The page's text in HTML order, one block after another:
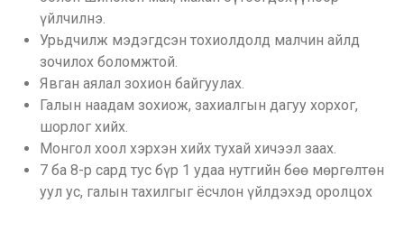
үйлчилнэ.
Урьдчилж мэдэгдсэн тохиолдолд малчин айлд
зочилох боломжтой.
Явган аялал зохион байгуулах.
Галын наадам зохиож, захиалгын дагуу хорхог,
шорлог хийх.
Монгол хоол хэрхэн хийх тухай хичээл заах.
7 ба 8-р сард тус бүр 1 удаа нутгийн бөө мөргөлтөн
уул ус, галын тахилгыг ёсчлон үйлдэхэд оролцох